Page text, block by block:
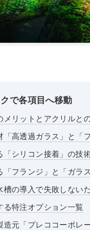
で各項目へ移動
メリットとアクリルと
高透過ガラス」と「
「シリコン接着」の技
「フランジ」と「ガラ
槽の導入で失敗しない
る特注オプション一覧
造元「プレココーポレ